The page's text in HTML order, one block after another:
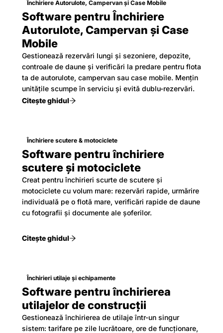
Închiriere Autorulote, Campervan și Case Mobile
Software pentru Închiriere
Autorulote, Campervan și Case
Mobile
Gestionează rezervări lungi și sezoniere, depozite,
controale de daune și verificări la predare pentru flota
ta de autorulote, campervan sau case mobile. Mențin
unitățile scumpe în serviciu și evită dublu-rezervări.
Citește ghidul
Închiriere scutere & motociclete
Software pentru închiriere
scutere și motociclete
Creat pentru închirieri scurte de scutere și
motociclete cu volum mare: rezervări rapide, urmărire
individuală pe o flotă mare, verificări rapide de daune
cu fotografii și documente ale șoferilor.
Citește ghidul
Închirieri utilaje și echipamente
Software pentru închirierea
utilajelor de construcții
Gestionează închirierea de utilaje într-un singur
sistem: tarifare pe zile lucrătoare, ore de funcționare,